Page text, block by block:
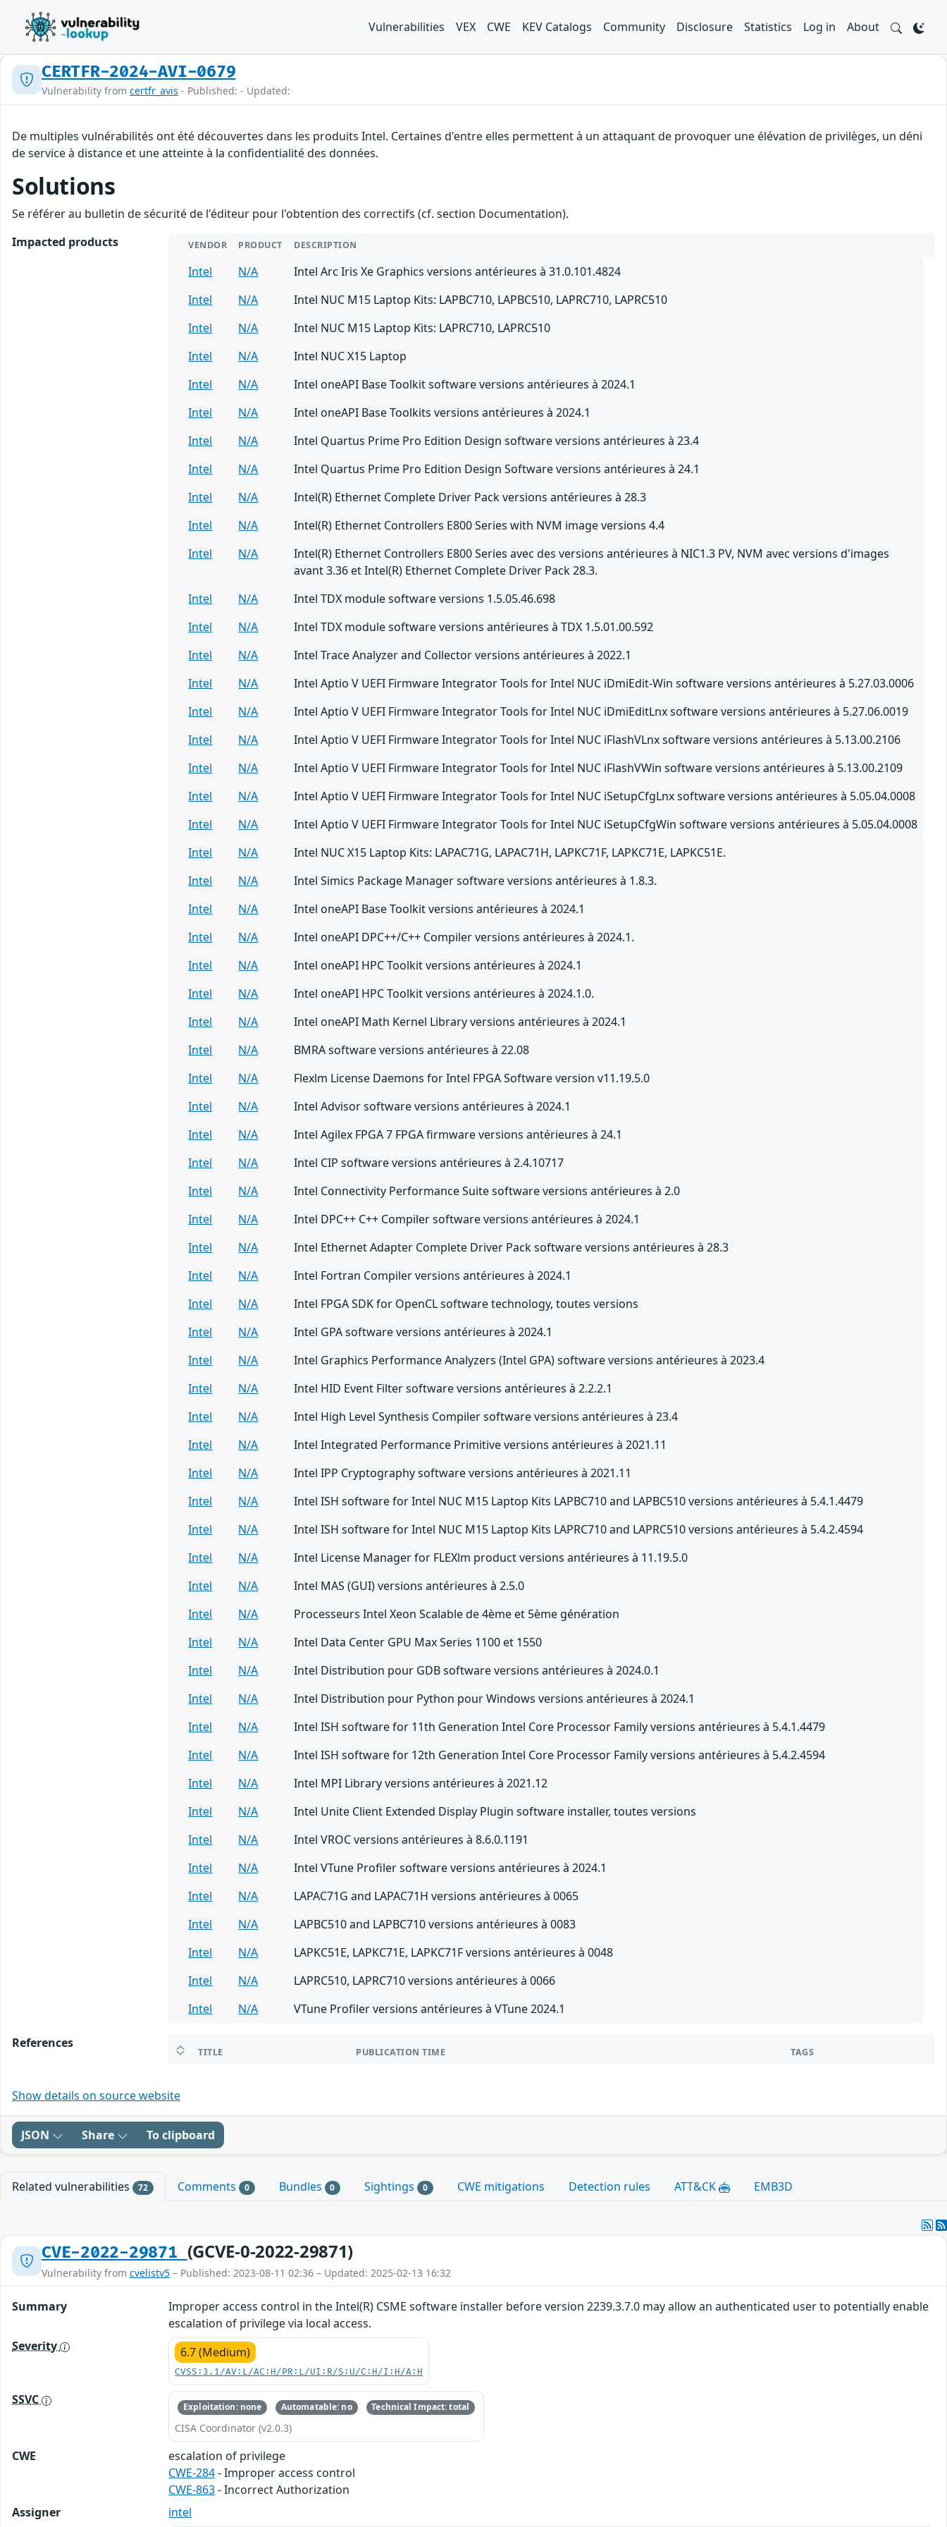
Vulnerabilities VEX CWE KEV Catalogs Community Disclosure Statistics Log in About
CERTFR-2024-AVI-0679
Vulnerability from certfr_avis - Published: - Updated:
De multiples vulnérabilités ont été découvertes dans les produits Intel. Certaines d'entre elles permettent à un attaquant de provoquer une élévation de privilèges, un déni
de service à distance et une atteinte à la confidentialité des données.
Solutions
Se référer au bulletin de sécurité de l'éditeur pour l'obtention des correctifs (cf. section Documentation).
Impacted products
VENDOR PRODUCT DESCRIPTION
Intel N/A
Intel Arc Iris Xe Graphics versions antérieures à 31.0.101.4824
Intel
N/A
Intel NUC M15 Laptop Kits: LAPBC710, LAPBC510, LAPRC710, LAPRC510
Intel
N/A
Intel NUC M15 Laptop Kits: LAPRC710, LAPRC510
Intel
N/A
Intel NUC X15 Laptop
Intel
N/A
Intel oneAPI Base Toolkit software versions antérieures à 2024.1
Intel
N/A
Intel oneAPI Base Toolkits versions antérieures à 2024.1
Intel
N/A
Intel Quartus Prime Pro Edition Design software versions antérieures à 23.4
Intel
N/A
Intel Quartus Prime Pro Edition Design Software versions antérieures à 24.1
Intel
N/A
Intel(R) Ethernet Complete Driver Pack versions antérieures à 28.3
Intel
N/A
Intel(R) Ethernet Controllers E800 Series with NVM image versions 4.4
Intel
N/A
Intel(R) Ethernet Controllers E800 Series avec des versions antérieures à NIC1.3 PV, NVM avec versions d'images
avant 3.36 et Intel(R) Ethernet Complete Driver Pack 28.3.
Intel
N/A
Intel TDX module software versions 1.5.05.46.698
Intel
N/A
Intel TDX module software versions antérieures à TDX 1.5.01.00.592
Intel
N/A
Intel Trace Analyzer and Collector versions antérieures à 2022.1
Intel
N/A
Intel Aptio V UEFI Firmware Integrator Tools for Intel NUC iDmiEdit-Win software versions antérieures à 5.27.03.0006
Intel
N/A
Intel Aptio V UEFI Firmware Integrator Tools for Intel NUC iDmiEditLnx software versions antérieures à 5.27.06.0019
Intel
N/A
Intel Aptio V UEFI Firmware Integrator Tools for Intel NUC iFlashVLnx software versions antérieures à 5.13.00.2106
Intel
N/A
Intel Aptio V UEFI Firmware Integrator Tools for Intel NUC iFlashVWin software versions antérieures à 5.13.00.2109
Intel
N/A
Intel Aptio V UEFI Firmware Integrator Tools for Intel NUC iSetupCfgLnx software versions antérieures à 5.05.04.0008
Intel
N/A
Intel Aptio V UEFI Firmware Integrator Tools for Intel NUC iSetupCfgWin software versions antérieures à 5.05.04.0008
Intel
N/A
Intel NUC X15 Laptop Kits: LAPAC71G, LAPAC71H, LAPKC71F, LAPKC71E, LAPKC51E.
Intel
N/A
Intel Simics Package Manager software versions antérieures à 1.8.3.
Intel
N/A
Intel oneAPI Base Toolkit versions antérieures à 2024.1
Intel
N/A
Intel oneAPI DPC++/C++ Compiler versions antérieures à 2024.1.
Intel
N/A
Intel oneAPI HPC Toolkit versions antérieures à 2024.1
Intel
N/A
Intel oneAPI HPC Toolkit versions antérieures à 2024.1.0.
Intel
N/A
Intel oneAPI Math Kernel Library versions antérieures à 2024.1
Intel
N/A
BMRA software versions antérieures à 22.08
Intel
N/A
Flexlm License Daemons for Intel FPGA Software version v11.19.5.0
Intel
N/A
Intel Advisor software versions antérieures à 2024.1
Intel
N/A
Intel Agilex FPGA 7 FPGA firmware versions antérieures à 24.1
Intel
N/A
Intel CIP software versions antérieures à 2.4.10717
Intel
N/A
Intel Connectivity Performance Suite software versions antérieures à 2.0
Intel
N/A
Intel DPC++ C++ Compiler software versions antérieures à 2024.1
Intel
N/A
Intel Ethernet Adapter Complete Driver Pack software versions antérieures à 28.3
Intel
N/A
Intel Fortran Compiler versions antérieures à 2024.1
Intel
N/A
Intel FPGA SDK for OpenCL software technology, toutes versions
Intel
N/A
Intel GPA software versions antérieures à 2024.1
Intel
N/A
Intel Graphics Performance Analyzers (Intel GPA) software versions antérieures à 2023.4
Intel
N/A
Intel HID Event Filter software versions antérieures à 2.2.2.1
Intel
N/A
Intel High Level Synthesis Compiler software versions antérieures à 23.4
Intel
N/A
Intel Integrated Performance Primitive versions antérieures à 2021.11
Intel
N/A
Intel IPP Cryptography software versions antérieures à 2021.11
Intel
N/A
Intel ISH software for Intel NUC M15 Laptop Kits LAPBC710 and LAPBC510 versions antérieures à 5.4.1.4479
Intel
N/A
Intel ISH software for Intel NUC M15 Laptop Kits LAPRC710 and LAPRC510 versions antérieures à 5.4.2.4594
Intel
N/A
Intel License Manager for FLEXlm product versions antérieures à 11.19.5.0
Intel
N/A
Intel MAS (GUI) versions antérieures à 2.5.0
Intel
N/A
Processeurs Intel Xeon Scalable de 4ème et 5ème génération
Intel
N/A
Intel Data Center GPU Max Series 1100 et 1550
Intel
N/A
Intel Distribution pour GDB software versions antérieures à 2024.0.1
Intel
N/A
Intel Distribution pour Python pour Windows versions antérieures à 2024.1
Intel
N/A
Intel ISH software for 11th Generation Intel Core Processor Family versions antérieures à 5.4.1.4479
Intel
N/A
Intel ISH software for 12th Generation Intel Core Processor Family versions antérieures à 5.4.2.4594
Intel
N/A
Intel MPI Library versions antérieures à 2021.12
Intel
N/A
Intel Unite Client Extended Display Plugin software installer, toutes versions
Intel
N/A
Intel VROC versions antérieures à 8.6.0.1191
Intel
N/A
Intel VTune Profiler software versions antérieures à 2024.1
Intel
N/A
LAPAC71G and LAPAC71H versions antérieures à 0065
Intel
N/A
LAPBC510 and LAPBC710 versions antérieures à 0083
Intel
N/A
LAPKC51E, LAPKC71E, LAPKC71F versions antérieures à 0048
Intel
N/A
LAPRC510, LAPRC710 versions antérieures à 0066
Intel
N/A VTune Profiler versions antérieures à VTune 2024.1
References
TITLE PUBLICATION TIME TAGS
Show details on source website
JSON Share To clipboard
Related vulnerabilities 72 Comments 0 Bundles 0 Sightings 0 CWE mitigations Detection rules ATT&CK EMB3D
CVE-2022-29871 (GCVE-0-2022-29871)
Vulnerability from cvelistv5 – Published: 2023-08-11 02:36 – Updated: 2025-02-13 16:32
Summary
Improper access control in the Intel(R) CSME software installer before version 2239.3.7.0 may allow an authenticated user to potentially enable
escalation of privilege via local access.
Severity
6.7 (Medium)
CVSS:3.1/AV:L/AC:H/PR:L/UI:R/S:U/C:H/I:H/A:H
SSVC Exploitation: none Automatable: no Technical Impact: total
CISA Coordinator (v2.0.3)
CWE
escalation of privilege
CWE-284- Improper access control
CWE-863- Incorrect Authorization
Assigner
intel